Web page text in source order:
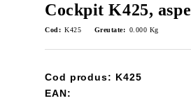
Cockpit K425,
Cod: K425 Greutate: 0.000 Kg
Cod produs: K425
EAN: